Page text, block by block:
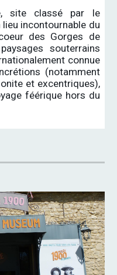
site classé par le
lieu incontournable du
des Gorges de
souterrains
connue
(notamment
et excentriques),
féérique hors du